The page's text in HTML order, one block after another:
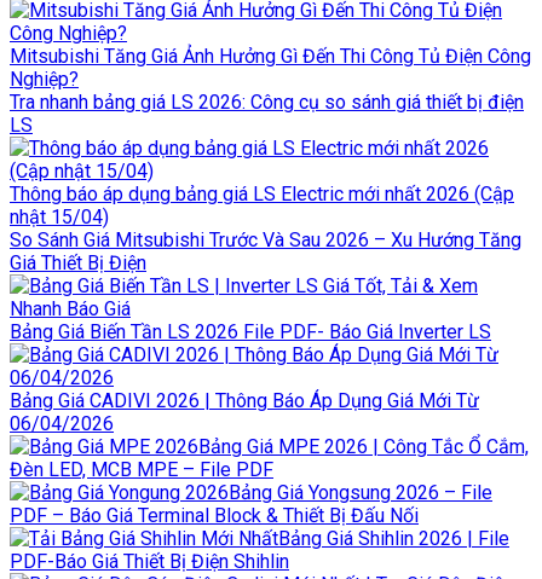
Mitsubishi Tăng Giá Ảnh Hưởng Gì Đến Thi Công Tủ Điện Công
Nghiệp?
Tra nhanh bảng giá LS 2026: Công cụ so sánh giá thiết bị điện
LS
Thông báo áp dụng bảng giá LS Electric mới nhất 2026 (Cập
nhật 15/04)
So Sánh Giá Mitsubishi Trước Và Sau 2026 – Xu Hướng Tăng
Giá Thiết Bị Điện
Bảng Giá Biến Tần LS 2026 File PDF- Báo Giá Inverter LS
Bảng Giá CADIVI 2026 | Thông Báo Áp Dụng Giá Mới Từ
06/04/2026
Bảng Giá MPE 2026 | Công Tắc Ổ Cắm,
Đèn LED, MCB MPE – File PDF
Bảng Giá Yongsung 2026 – File
PDF – Báo Giá Terminal Block & Thiết Bị Đấu Nối
Bảng Giá Shihlin 2026 | File
PDF-Báo Giá Thiết Bị Điện Shihlin